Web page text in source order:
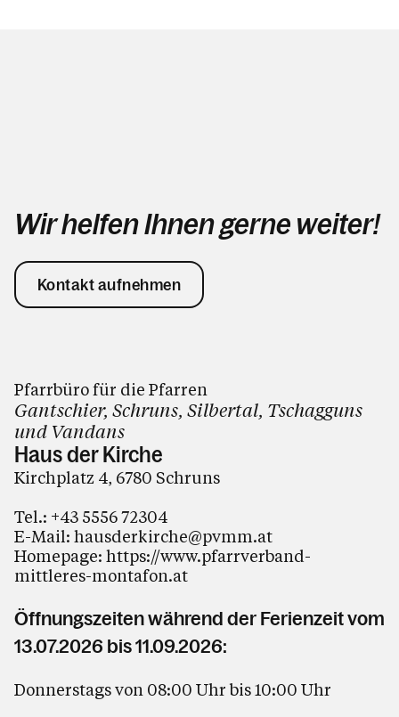
Wir helfen Ihnen gerne weiter!
Kontakt aufnehmen
Pfarrbüro für die Pfarren
Gantschier, Schruns, Silbertal, Tschagguns
und Vandans
Haus der Kirche
Kirchplatz 4, 6780 Schruns
Tel.: +43 5556 72304
E-Mail: hausderkirche@pvmm.at
Homepage: https://www.pfarrverband-
mittleres-montafon.at
Öffnungszeiten während der Ferienzeit vom
13.07.2026 bis 11.09.2026:
Donnerstags von 08:00 Uhr bis 10:00 Uhr